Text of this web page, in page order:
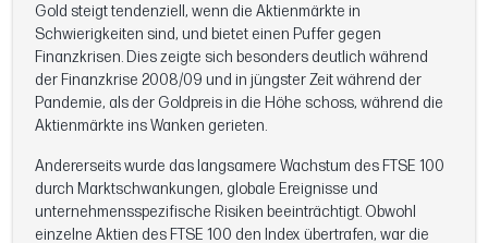
Gold steigt tendenziell, wenn die Aktienmärkte in
Schwierigkeiten sind, und bietet einen Puffer gegen
Finanzkrisen. Dies zeigte sich besonders deutlich während
der Finanzkrise 2008/09 und in jüngster Zeit während der
Pandemie, als der Goldpreis in die Höhe schoss, während die
Aktienmärkte ins Wanken gerieten.
Andererseits wurde das langsamere Wachstum des FTSE 100
durch Marktschwankungen, globale Ereignisse und
unternehmensspezifische Risiken beeinträchtigt. Obwohl
einzelne Aktien des FTSE 100 den Index übertrafen, war die